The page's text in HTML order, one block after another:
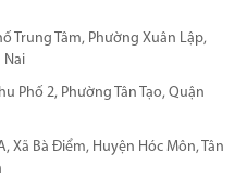
Trung Tâm, Phường Xuân Lập,
Nai
Phố 2, Phường Tân Tạo, Quận
Xã Bà Điểm, Huyện Hóc Môn, Tân